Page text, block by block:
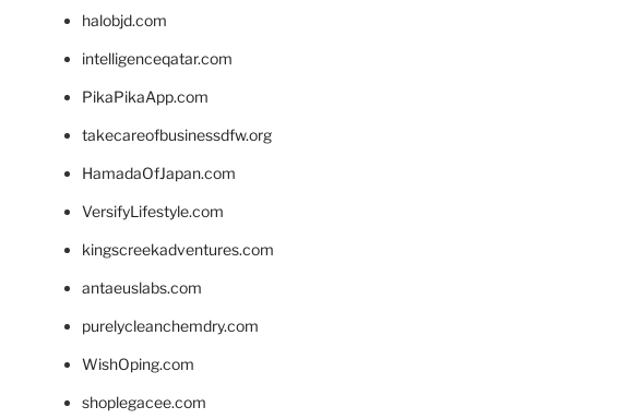
halobjd.com
intelligenceqatar.com
PikaPikaApp.com
takecareofbusinessdfw.org
HamadaOfJapan.com
VersifyLifestyle.com
kingscreekadventures.com
antaeuslabs.com
purelycleanchemdry.com
WishOping.com
shoplegacee.com